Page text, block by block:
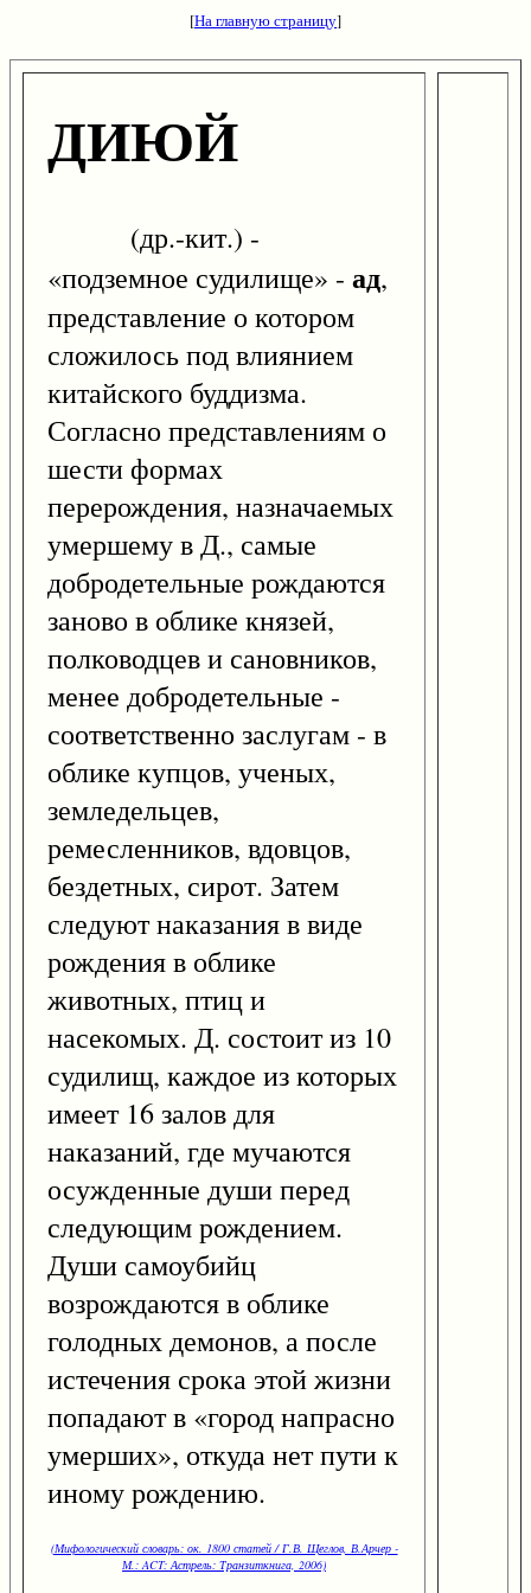
[На главную страницу]
ДИЮЙ
(др.-кит.) -
«подземное судилище» - ад,
представление о котором
сложилось под влиянием
китайского буддизма.
Согласно представлениям о
шести формах
перерождения, назначаемых
умершему в Д., самые
добродетельные рождаются
заново в облике князей,
полководцев и сановников,
менее добродетельные -
соответственно заслугам - в
облике купцов, ученых,
земледельцев,
ремесленников, вдовцов,
бездетных, сирот. Затем
следуют наказания в виде
рождения в облике
животных, птиц и
насекомых. Д. состоит из 10
судилищ, каждое из которых
имеет 16 залов для
наказаний, где мучаются
осужденные души перед
следующим рождением.
Души самоубийц
возрождаются в облике
голодных демонов, а после
истечения срока этой жизни
попадают в «город напрасно
умерших», откуда нет пути к
иному рождению.
(Мифологический словарь: ок. 1800 статей / Г.В. Щеглов, В.Арчер -
М.: ACT: Астрель: Транзиткнига, 2006)